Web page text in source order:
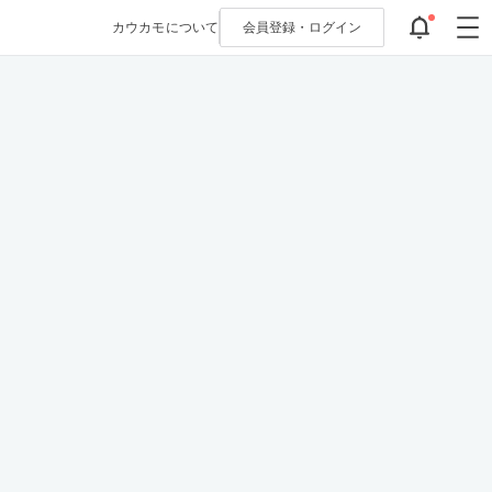
カウカモについて 会員登録・ ログイン